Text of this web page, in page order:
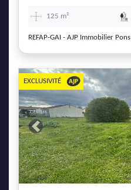
125 m²
REFAP-GAI - AJP Immobilier Pons
Previous
EXCLUSIVITÉ